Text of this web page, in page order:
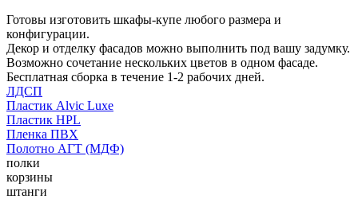
Готовы изготовить шкафы-купе любого размера и
конфигурации.
Декор и отделку фасадов можно выполнить под вашу задумку.
Возможно сочетание нескольких цветов в одном фасаде.
Бесплатная сборка в течение 1-2 рабочих дней.
ЛДСП
Пластик Alvic Luxe
Пластик HPL
Пленка ПВХ
Полотно АГТ (МДФ)
полки
корзины
штанги